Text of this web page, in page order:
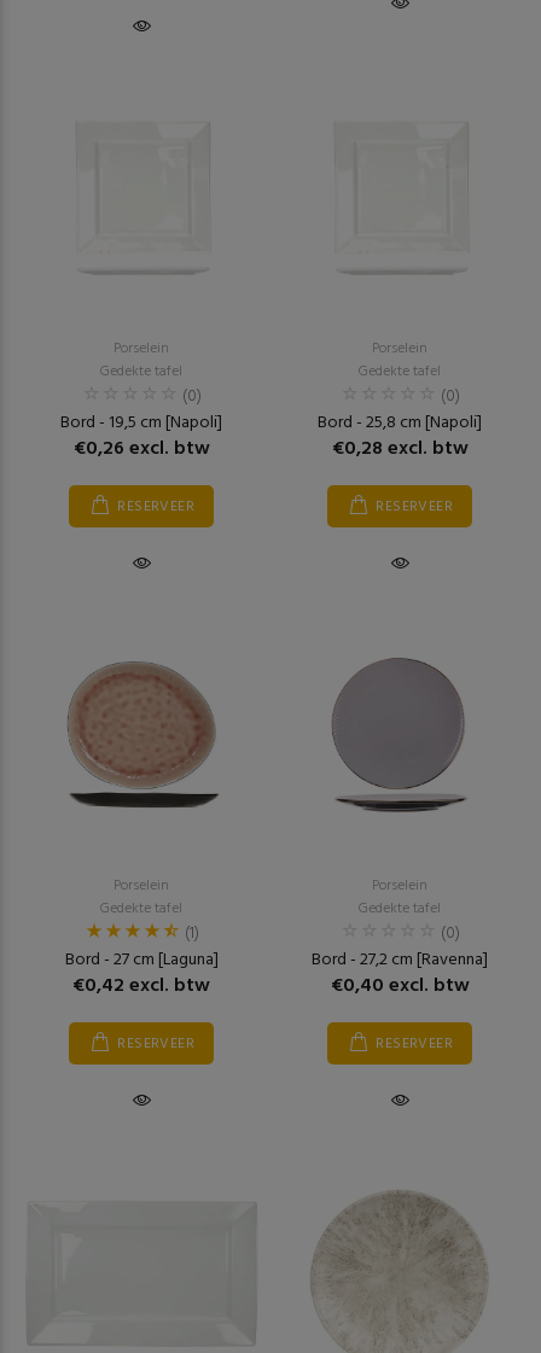
Porselein
Gedekte tafel
(0)
Bord - 19,5 cm [Napoli]
€0,26 excl. btw
RESERVEER
Porselein
Gedekte tafel
(0)
Bord - 25,8 cm [Napoli]
€0,28 excl. btw
RESERVEER
Porselein
Gedekte tafel
(1)
Bord - 27 cm [Laguna]
€0,42 excl. btw
RESERVEER
Porselein
Gedekte tafel
(0)
Bord - 27,2 cm [Ravenna]
€0,40 excl. btw
RESERVEER